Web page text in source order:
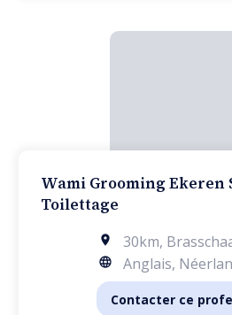
Wami Grooming Ekeren
Toilettage
30km,
Anglais,
Contacter ce